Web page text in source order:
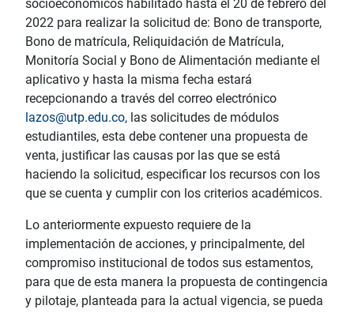
socioeconómicos habilitado hasta el 20 de febrero del
2022 para realizar la solicitud de: Bono de transporte,
Bono de matrícula, Reliquidación de Matrícula,
Monitoría Social y Bono de Alimentación mediante el
aplicativo y hasta la misma fecha estará
recepcionando a través del correo electrónico
lazos@utp.edu.co, las solicitudes de módulos
estudiantiles, esta debe contener una propuesta de
venta, justificar las causas por las que se está
haciendo la solicitud, especificar los recursos con los
que se cuenta y cumplir con los criterios académicos.
Lo anteriormente expuesto requiere de la
implementación de acciones, y principalmente, del
compromiso institucional de todos sus estamentos,
para que de esta manera la propuesta de contingencia
y pilotaje, planteada para la actual vigencia, se pueda